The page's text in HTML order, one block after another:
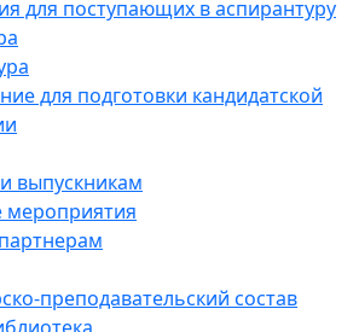
для поступающих в аспирантуру
для подготовки кандидатской
выпускникам
мероприятия
преподавательский состав